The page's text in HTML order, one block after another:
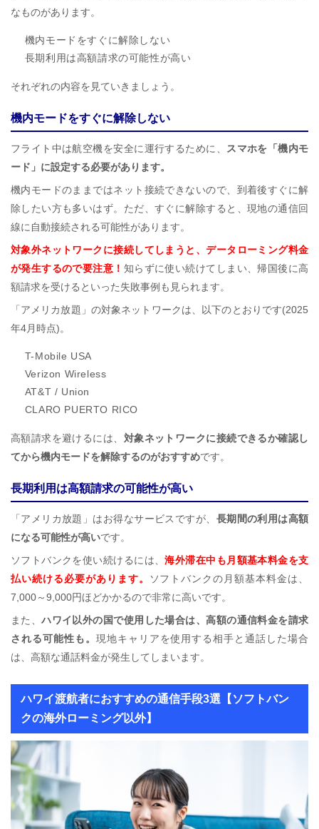
なものがあります。
機内モードをすぐに解除しない
長期利用は高額請求の可能性が高い
それぞれの内容を見ていきましょう。
機内モードをすぐに解除しない
フライト中は航空機を安全に運行するために、
スマホを「機内モ
ード」に設定する必要があります。
機内モードのままではネット接続できないので、到着後すぐに解
除したい方も多いはず。ただ、すぐに解除すると、現地の通信回
線に自動接続される可能性があります。
対象外ネットワークに接続してしまうと、データローミング料金
が発生するので要注意！ 知らずに使い続けてしまい、帰国後に高
額請求を受けるといった失敗事例も見られます。
「アメリカ放題」の対象ネットワークは、以下のとおりです(2025
年4月時点)。
T-Mobile USA
Verizon Wireless
AT&T / Union
CLARO PUERTO RICO
高額請求を避けるには、 対象ネットワークに接続できるか確認し
てから機内モードを解除するのがおすすめです。
長期利用は高額請求の可能性が高い
「アメリカ放題」はお得なサービスですが、 長期間の利用は高額
になる可能性が高いです。
ソフトバンクを使い続けるには、海外滞在中も月額基本料金を支
払い続ける必要があります。
ソフトバンクの月額基本料金は、
7,000～9,000円ほどかかるので非常に高いです。
また、ハワイ以外の国で使用した場合は、高額の通信料金を請求
される可能性も。 現地キャリアを使用する相手と通話した場合
は、高額な通話料金が発生してしまいます。
ハワイ渡航者におすすめの通信手段3選【ソフトバン
クの海外ローミング以外】